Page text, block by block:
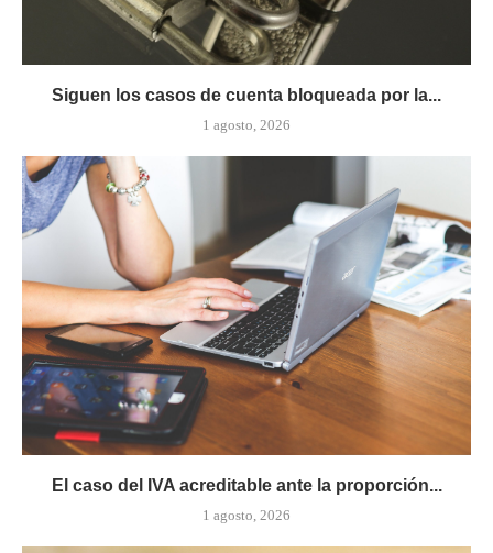
Siguen los casos de cuenta bloqueada por la...
1 agosto, 2026
El caso del IVA acreditable ante la proporción...
1 agosto, 2026